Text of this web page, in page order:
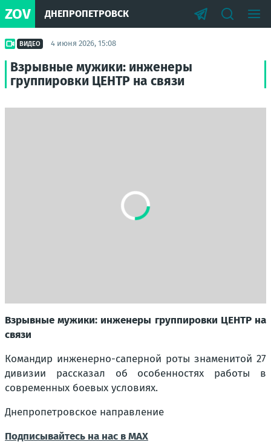
ZOV ДНЕПРОПЕТРОВСК
ВИДЕО 4 июня 2026, 15:08
Взрывные мужики: инженеры
группировки ЦЕНТР на связи
Взрывные мужики: инженеры группировки ЦЕНТР на
связи
Командир инженерно-саперной роты знаменитой 27
дивизии рассказал об особенностях работы в
современных боевых условиях.
Днепропетровское направление
Подписывайтесь на нас в MAX